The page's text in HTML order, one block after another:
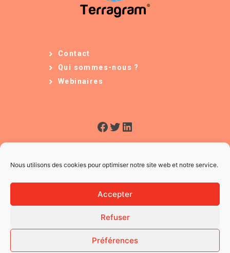
Nous utilisons des cookies pour optimiser notre site web et notre service.
Accepter
Refuser
Préférences
Contact
Qui sommes-nous ?
Webinaires
Facebook
Twitter
LinkedIn
© 2026 L'Usine à Ges
CGV
Mentions légales